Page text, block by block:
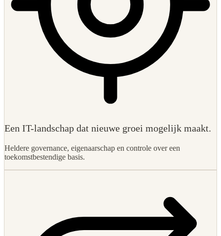
Een IT-landschap dat nieuwe groei mogelijk maakt.
Heldere governance, eigenaarschap en controle over een
toekomstbestendige basis.